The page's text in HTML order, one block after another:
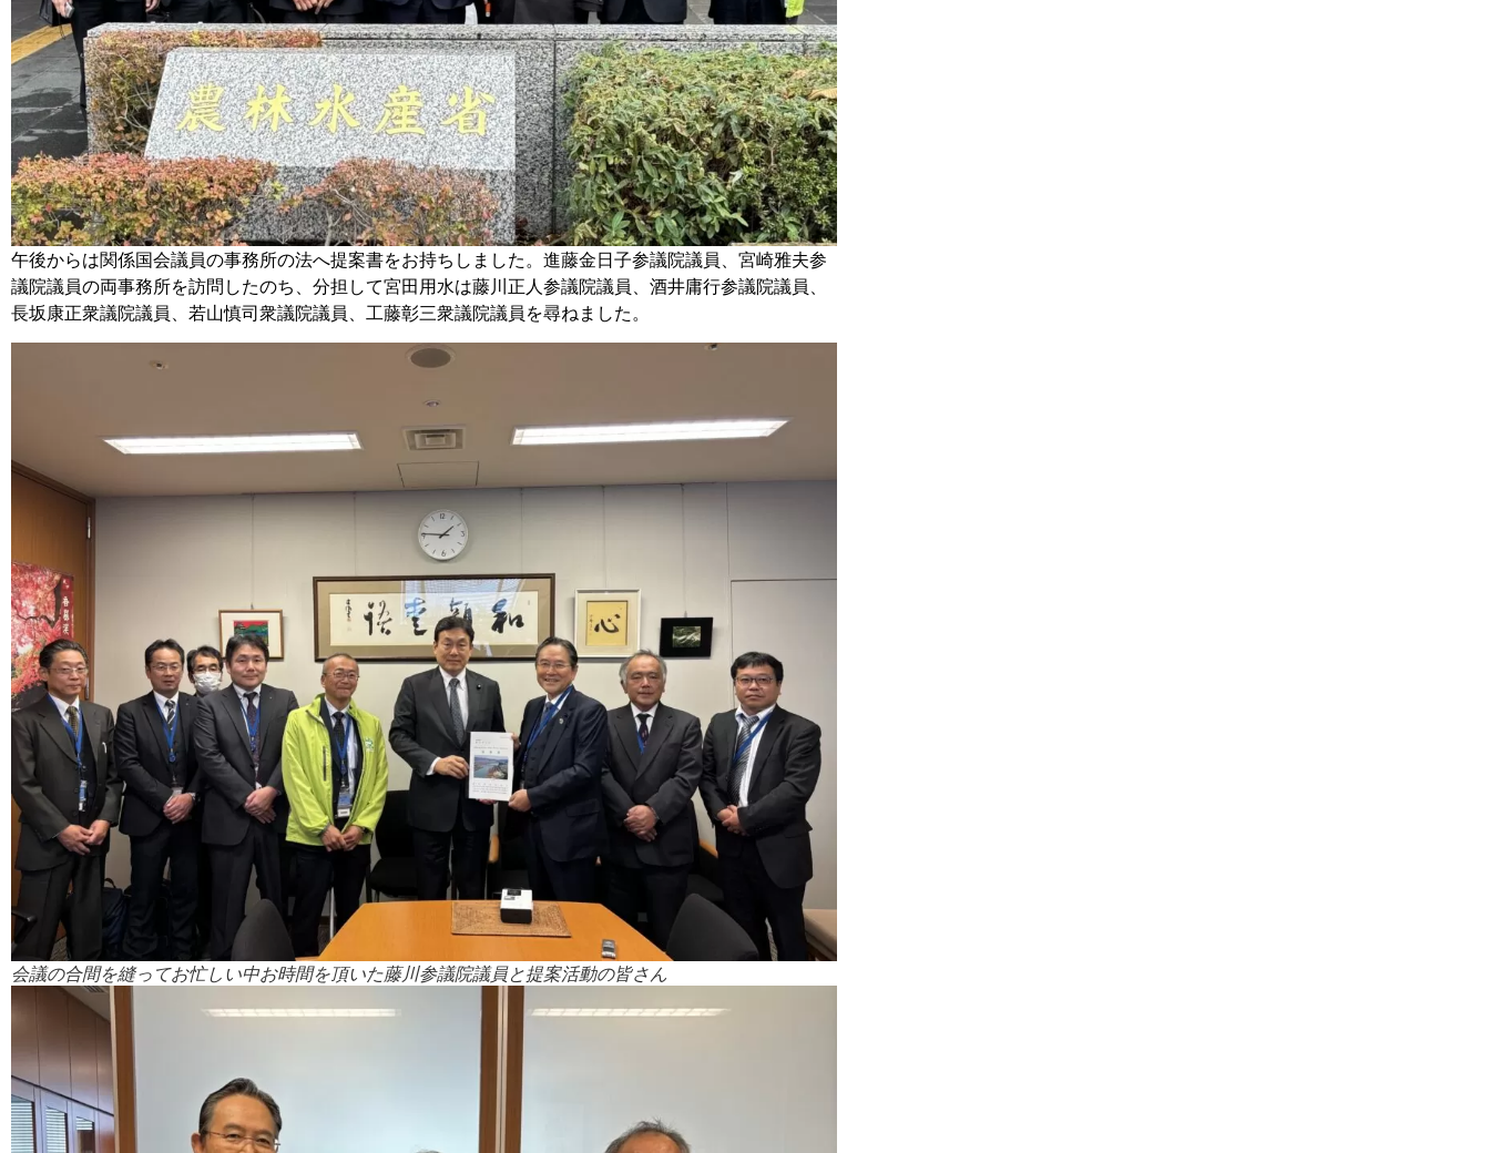
午後からは関係国会議員の事務所の法へ提案書をお持ちしました。進藤金日子参議院議員、宮崎雅夫参
議院議員の両事務所を訪問したのち、分担して宮田用水は藤川正人参議院議員、酒井庸行参議院議員、
長坂康正衆議院議員、若山慎司衆議院議員、工藤彰三衆議院議員を尋ねました。
会議の合間を縫ってお忙しい中お時間を頂いた藤川参議院議員と提案活動の皆さん